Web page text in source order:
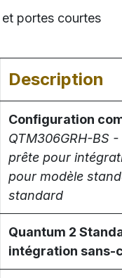
portes courtes
Description
Configuration
QTM306GRH-BS
prête pour
pour modèle
standard
Quantum 2
intégration sans-